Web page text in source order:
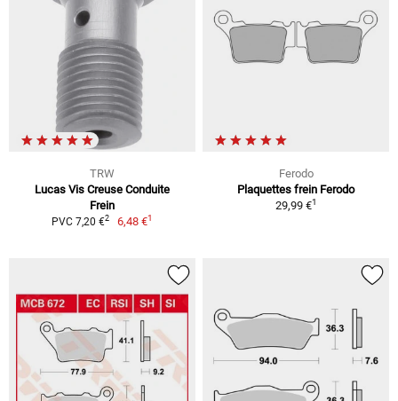
TRW
Lucas Vis Creuse Conduite
Frein
PVC 7,20 €2 6,48 €1
Ferodo
Plaquettes frein Ferodo
29,99 €1